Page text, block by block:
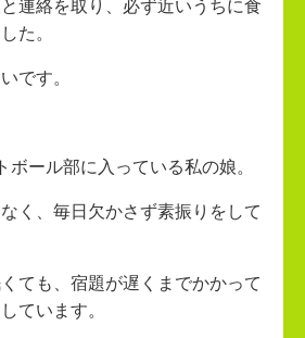
連絡を取り、必ず近いうちに食
た。
です。
ボール部に入っている私の娘。
く、毎日欠かさず素振りをして
ても、宿題が遅くまでかかって
ています。